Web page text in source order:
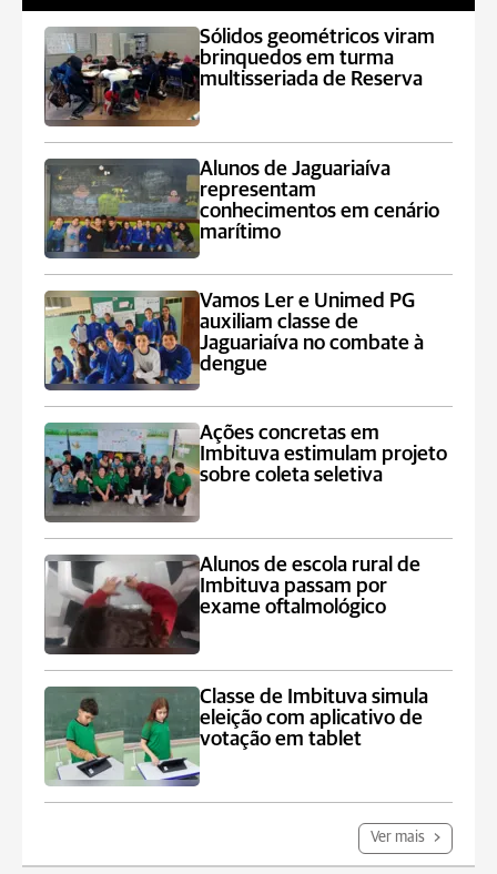
Sólidos geométricos viram
brinquedos em turma
multisseriada de Reserva
Alunos de Jaguariaíva
representam
conhecimentos em cenário
marítimo
Vamos Ler e Unimed PG
auxiliam classe de
Jaguariaíva no combate à
dengue
Ações concretas em
Imbituva estimulam projeto
sobre coleta seletiva
Alunos de escola rural de
Imbituva passam por
exame oftalmológico
Classe de Imbituva simula
eleição com aplicativo de
votação em tablet
Ver mais